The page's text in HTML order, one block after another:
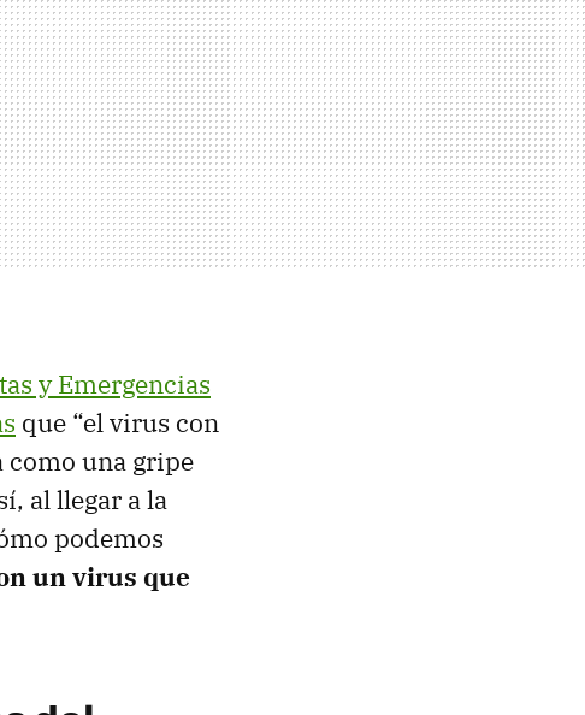
y Emergencias
que “el virus con
como una gripe
al llegar a la
podemos
un virus que